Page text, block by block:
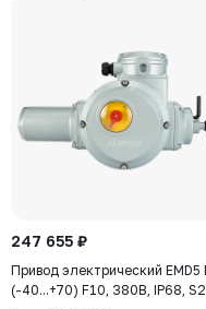
247 655 ₽
Привод электрический EMD5
(-40...+70) F10, 380В, IP68,